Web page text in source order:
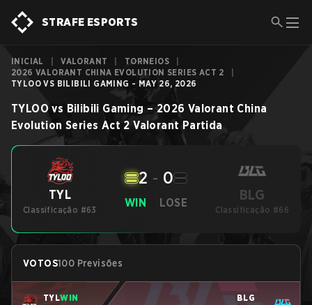
STRAFE ESPORTS
INICIAL VALORANT TORNEIOS
2026 VALORANT CHINA EVOLUTION SERIES ACT 2
TYLOO VS BILIBILI GAMING - MAY 26, 2026
TYLOO vs Bilibili Gaming –2026 Valorant China
Evolution Series Act 2 Valorant Partida
TYL
Classificação #63
WIN
2 - 0
LOSE BLG
Classificação #66
VOTOS100 Previsões
TYLWIN BLG